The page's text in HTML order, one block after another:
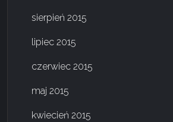
sierpień 2015
lipiec 2015
czerwiec 2015
maj 2015
kwiecień 2015